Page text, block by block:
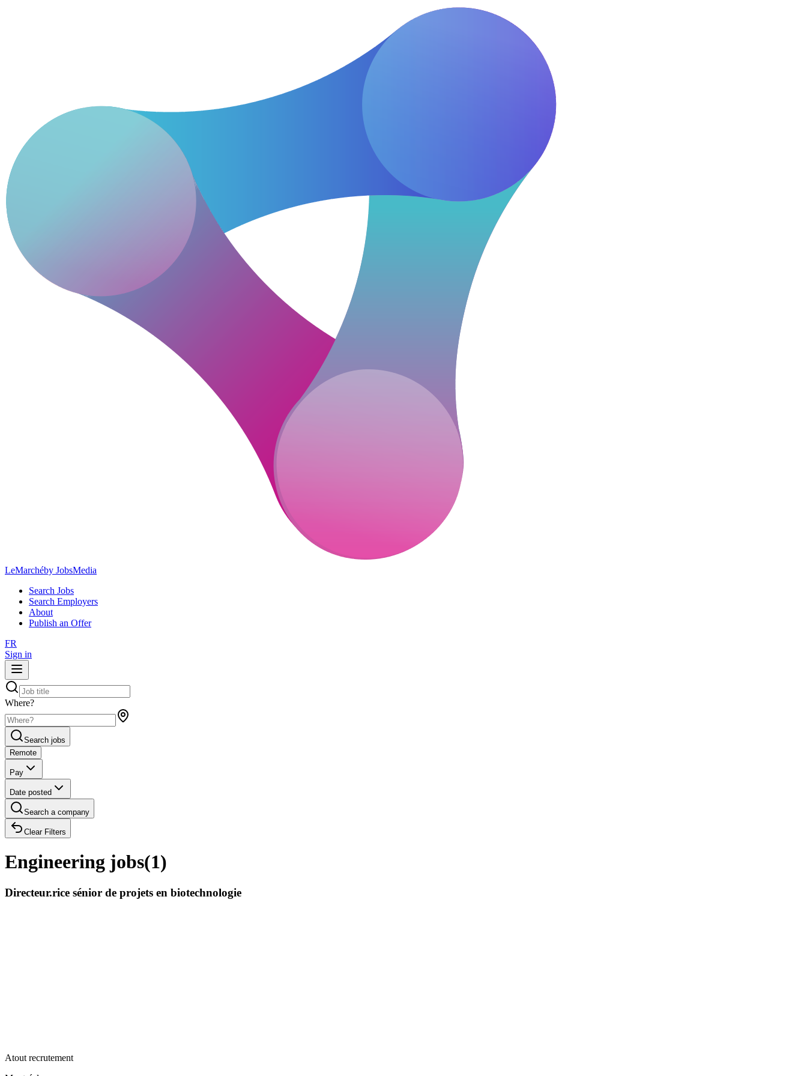
LeMarchéby JobsMedia
Search Jobs
Search Employers
About
Publish an Offer
FR
Sign in
Where?
Search jobs
Remote
Pay
Date posted
Search a company
Clear Filters
Engineering jobs(1)
Directeur.rice sénior de projets en biotechnologie
Atout recrutement